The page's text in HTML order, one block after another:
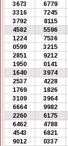
3673
6779
3316
7245
3792
8115
4582
5596
1224
7536
0599
3215
2851
9212
1950
0141
1640
3974
2537
4228
1769
1826
3109
3964
6664
9982
2260
6175
6462
4788
4543
6821
9012
0337